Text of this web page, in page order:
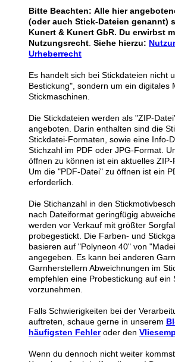
Bitte Beachten: Alle hier
(oder auch Stick-Dateien genannt)
Kunert & Kunert GbR. Du erwirbst
Nutzungsrecht Siehe hierzu:
Urheberrecht
Es handelt sich bei Stickdateien nicht
Bestickung", sondern um ein digitales
Stickmaschinen.
Die Stickdateien werden als "ZIP-
angeboten. Darin enthalten sind die
Stickdatei-Formaten, sowie eine Info-
Stichzahl im PDF oder JPG-Format.
öffnen zu können ist ein aktuelles ZIP-
Um die "PDF-Datei" zu öffnen ist ein
erforderlich.
Die Stichanzahl in den
nach Dateiformat geringfügig
werden vor Verkauf mit größter
probegestickt. Die Farben- und
basieren auf "Polyneon 40" von
angegeben. Es kann bei anderen
Garnherstellern Abweichnungen im
empfehlen eine Probestickung auf ein
vorzunehmen.
Falls Schwierigkeiten bei der
auftreten, schaue gerne in unserem
häufigsten Fehleroder den
Wenn du dennoch nicht weiter